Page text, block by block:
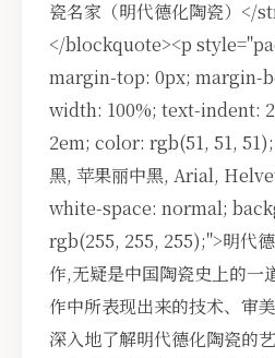
瓷名家（明代德化陶瓷）</
</blockquote><p
margin-top: 0px; margin-
width: 100%; text-indent:
2em; color: rgb(51, 51,
黑, 苹果丽中黑, Arial,
white-space: normal;
rgb(255, 255, 255);">明代
作,无疑是中国陶瓷史上的一
作中所表现出来的技术、审
深入地了解明代德化陶瓷的